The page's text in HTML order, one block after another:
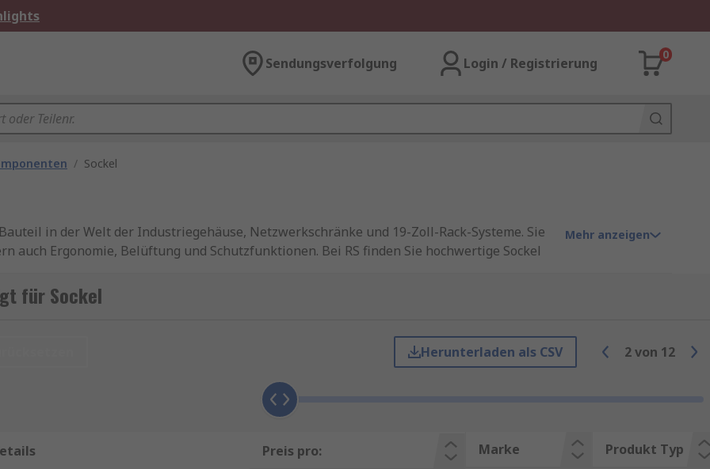
Sendungsverfolgung Login / Registrierung
0
/ Sockel
in der Welt der Industriegehäuse, Netzwerkschränke und 19-Zoll-Rack-Systeme. Sie
auch Ergonomie, Belüftung und Schutzfunktionen. Bei RS finden Sie hochwertige Sockel
Schaltschränken oder Racks montiert werden. Sie heben das Gehäuse vom Boden ab und
Reinigungsarbeiten. Besonders in industriellen Umgebungen, Rechenzentren oder
eine angenehme Bedienhöhe, was die Ergonomie am Arbeitsplatz verbessert. Techniker
Mehr anzeigen
für Sockel
Herunterladen als CSV 2von 12
Preis pro: Marke Produkt Typ